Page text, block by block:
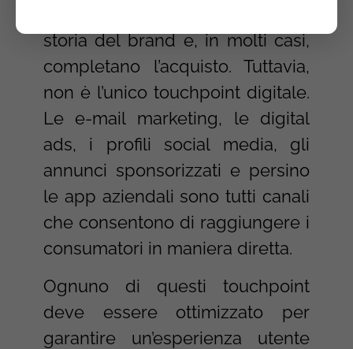
storia del brand e, in molti casi,
completano l’acquisto. Tuttavia,
non è l’unico touchpoint digitale.
Le e-mail marketing, le digital
ads, i profili social media, gli
annunci sponsorizzati e persino
le app aziendali sono tutti canali
che consentono di raggiungere i
consumatori in maniera diretta.
Ognuno di questi touchpoint
deve essere ottimizzato per
garantire un’esperienza utente